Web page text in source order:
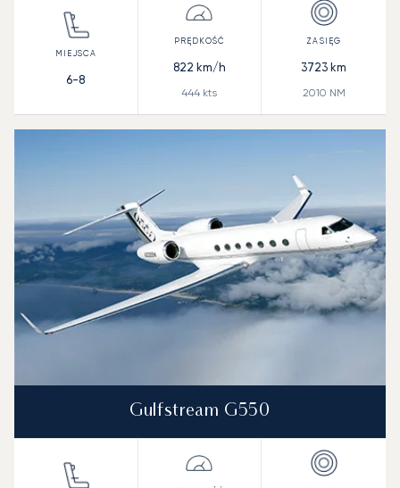
6-8
822 km/h
444 kts
3723 km
2010 NM
Gulfstream G550